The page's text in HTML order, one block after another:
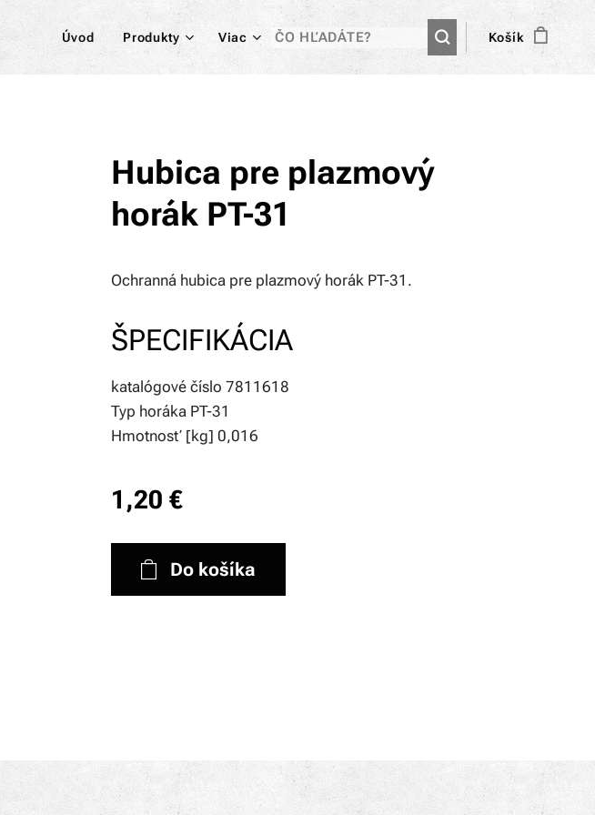
Úvod Produkty Viac Košík
Hubica pre plazmový
horák PT-31
Ochranná hubica pre plazmový horák PT-31.
ŠPECIFIKÁCIA
katalógové číslo 7811618
Typ horáka PT-31
Hmotnosť [kg] 0,016
1,20 €
Do košíka